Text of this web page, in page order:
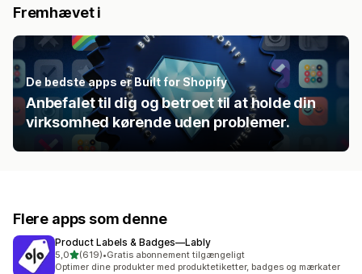
Fremhævet i
De bedste apps er Built for Shopify
Anbefalet til dig og betroet til at holde din
virksomhed kørende uden problemer.
Flere apps som denne
Product Labels & Badges—Lably
5,0ud af 5 stjerner
(619)
619 anmeldelser i alt
•Gratis abonnement tilgængeligt
Optimer dine produkter med produktetiketter, badges og mærkater